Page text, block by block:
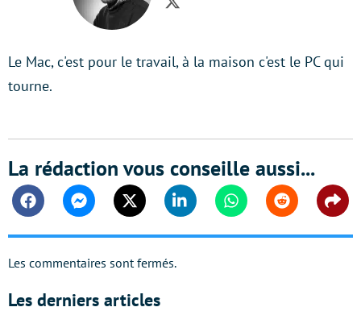
Twitter
Le Mac, c'est pour le travail, à la maison c'est le PC qui
tourne.
La rédaction vous conseille aussi...
FacebookMessengerTwitter Linkedin WhatsappReddit
Les commentaires sont fermés.
Les derniers articles